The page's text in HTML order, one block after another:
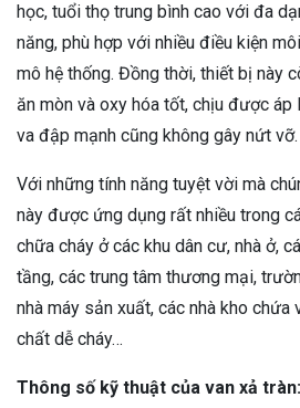
học, tuổi thọ trung bình cao với đa
năng, phù hợp với nhiều điều kiện
mô hệ thống. Đồng thời, thiết bị này
ăn mòn và oxy hóa tốt, chịu được áp
va đập mạnh cũng không gây nứt vỡ.
Với những tính năng tuyệt vời mà
này được ứng dụng rất nhiều trong
chữa cháy ở các khu dân cư, nhà ở,
tầng, các trung tâm thương mại,
nhà máy sản xuất, các nhà kho chứa
chất dễ cháy…
Thông số kỹ thuật của van xả tràn: